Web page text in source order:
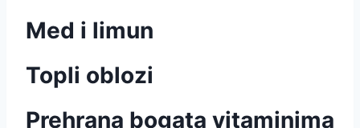
Med i limun
Topli oblozi
Prehrana bogata vitaminima